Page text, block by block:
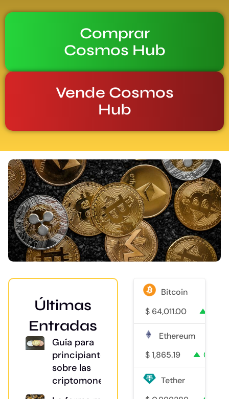
Comprar
Cosmos Hub
Vende Cosmos
Hub
Últimas
Entradas
Guía para
principiantes
sobre las
criptomonedas
Bitcoin
$ 64,011.00
Ethereum
$ 1,865.19 0.3%
Tether